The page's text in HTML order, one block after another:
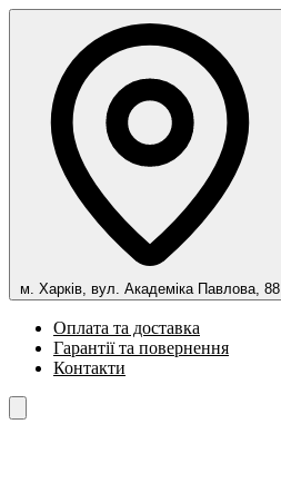
м. Харків, вул. Академіка Павлова, 88
Оплата та доставка
Гарантії та повернення
Контакти